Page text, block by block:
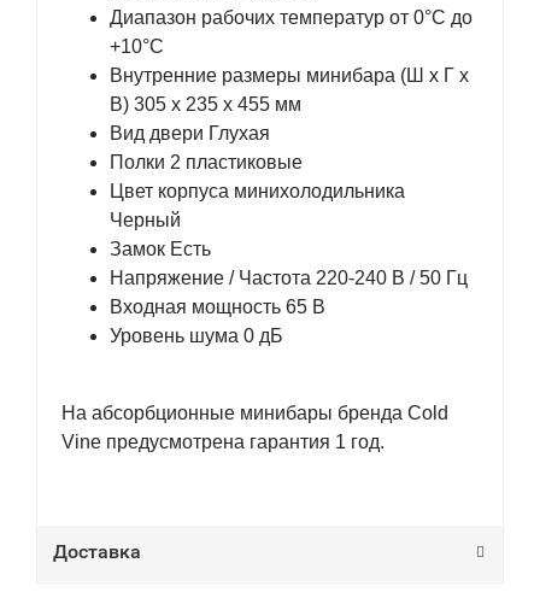
Диапазон рабочих температур от 0°C до
+10°C
Внутренние размеры минибара (Ш x Г x
В) 305 х 235 х 455 мм
Вид двери Глухая
Полки 2 пластиковые
Цвет корпуса минихолодильника
Черный
Замок Есть
Напряжение / Частота 220-240 В / 50 Гц
Входная мощность 65 В
Уровень шума 0 дБ
На абсорбционные минибары бренда Cold
Vine предусмотрена гарантия 1 год.
Доставка